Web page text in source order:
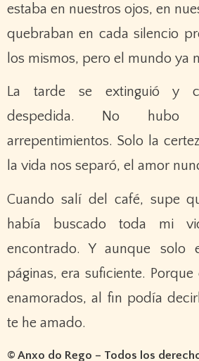
estaba en nuestros ojos, en
quebraban en cada silencio
los mismos, pero el mundo ya
La tarde se extinguió y
despedida. No hubo
arrepentimientos. Solo la
la vida nos separó, el amor
Cuando salí del café, supe
había buscado toda mi
encontrado. Y aunque solo
páginas, era suficiente.
enamorados, al fin podía
te he amado.
© Anxo do Rego – Todos los